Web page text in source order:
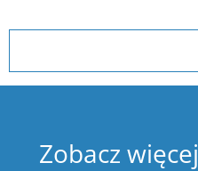
Zobacz więcej